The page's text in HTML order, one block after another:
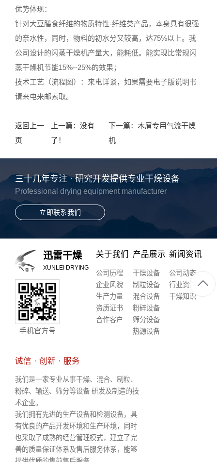
优势体现：
针对大豆膳食纤维的物质特性-纤维类产品，本身具有很强
的亲水性，同时，物料的初水分又较高，达75%以上。我
公司设计的闪蒸干燥机产量大，能耗低。能实现比常规闪
蒸干燥机节能15%--25%的效果；
技术工艺（流程图）：来电详谈，如果需要电子版说明书
请来电来邮索取。
返回上一
页
上一篇：没有
了！
下一篇： 木屑专用气流干燥
机
三十几年专注 · 研究开发提供专业干燥设备
Professional drying equipment manufacturer
立即联系我们
迅雷干燥
XUNLEI DRYING
手机官方号
关于我们
公司历程
企业风貌
生产力量
资质证书
合作客户
产品展示
干燥设备
制粒设备
混合设备
粉碎设备
筛分设备
热源设备
新闻资讯
公司动态
行业资讯
干燥知识
诚信 · 创新 · 服务
我们是一家专业从事干燥、混合、制粒、
粉碎、输送、筛分等设备 研发及制造的技
术企业。
我们拥有先进的生产设备和检测设备，具
有优良的产品开发环境和生产环境，同时
也采取了成熟的经营管理模式，建立了完
善的质量保证体系及售后服务体系，能够